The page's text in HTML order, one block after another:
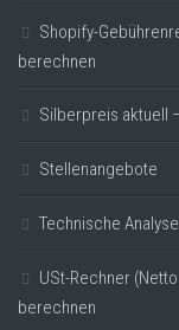
Shopify-
berechnen
Silberpreis aktuell
Stellenangebote
Technische
USt-Rechner
berechnen